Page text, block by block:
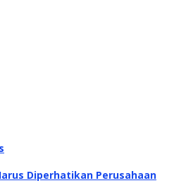
Diperhatikan Perusahaan